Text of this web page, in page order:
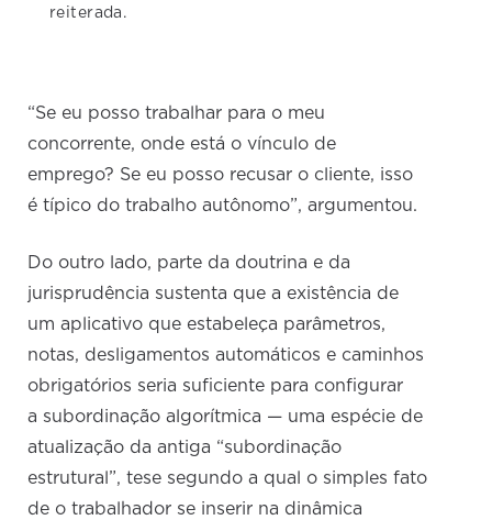
reiterada.
“Se eu posso trabalhar para o meu
concorrente, onde está o vínculo de
emprego? Se eu posso recusar o cliente, isso
é típico do trabalho autônomo”, argumentou.
Do outro lado, parte da doutrina e da
jurisprudência sustenta que a existência de
um aplicativo que estabeleça parâmetros,
notas, desligamentos automáticos e caminhos
obrigatórios seria suficiente para configurar
a subordinação algorítmica — uma espécie de
atualização da antiga “subordinação
estrutural”, tese segundo a qual o simples fato
de o trabalhador se inserir na dinâmica